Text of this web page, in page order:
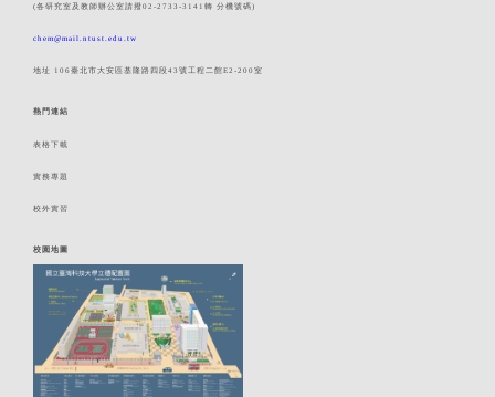
(各研究室及教師辦公室請撥02-2733-3141轉 分機號碼)
chem@mail.ntust.edu.tw
地址 106臺北市大安區基隆路四段43號工程二館E2-200室
熱門連結
表格下載
實務專題
校外實習
校園地圖